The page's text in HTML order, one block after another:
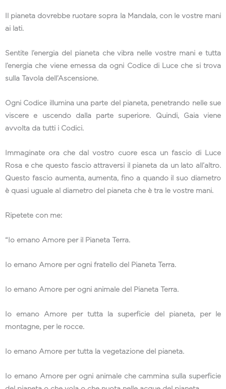
Il pianeta dovrebbe ruotare sopra la Mandala, con le vostre mani
ai lati.
Sentite l’energia del pianeta che vibra nelle vostre mani e tutta
l’energia che viene emessa da ogni Codice di Luce che si trova
sulla Tavola dell’Ascensione.
Ogni Codice illumina una parte del pianeta, penetrando nelle sue
viscere e uscendo dalla parte superiore. Quindi, Gaia viene
avvolta da tutti i Codici.
Immaginate ora che dal vostro cuore esca un fascio di Luce
Rosa e che questo fascio attraversi il pianeta da un lato all’altro.
Questo fascio aumenta, aumenta, fino a quando il suo diametro
è quasi uguale al diametro del pianeta che è tra le vostre mani.
Ripetete con me:
“Io emano Amore per il Pianeta Terra.
Io emano Amore per ogni fratello del Pianeta Terra.
Io emano Amore per ogni animale del Pianeta Terra.
Io emano Amore per tutta la superficie del pianeta, per le
montagne, per le rocce.
Io emano Amore per tutta la vegetazione del pianeta.
Io emano Amore per ogni animale che cammina sulla superficie